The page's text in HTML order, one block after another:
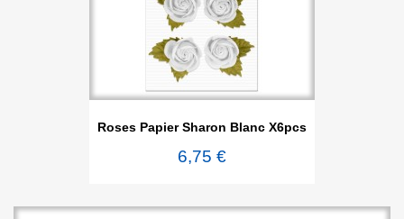
Roses Papier Sharon Blanc X6pcs
6,75 €